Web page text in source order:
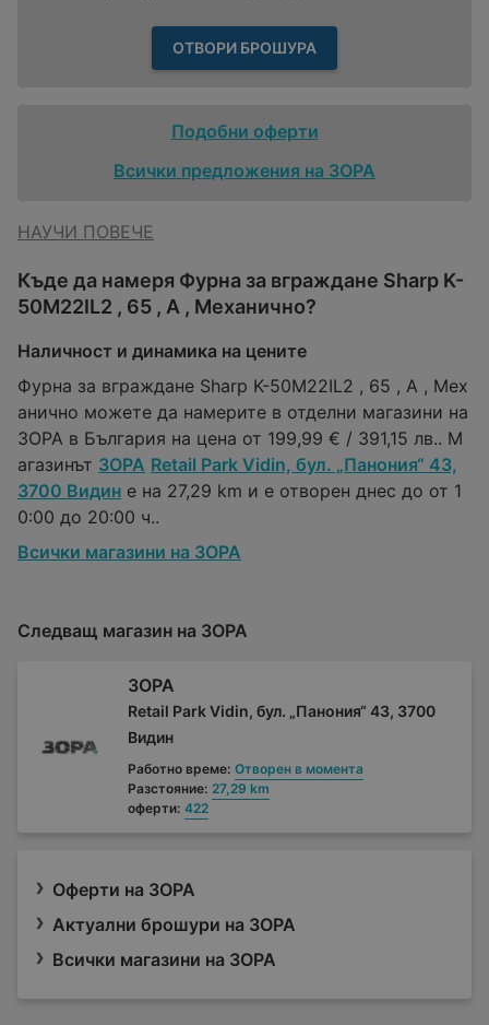
ОТВОРИ БРОШУРА
Подобни оферти
Всички предложения на ЗОРА
НАУЧИ ПОВЕЧЕ
Къде да намеря Фурна за вграждане Sharp K-
50M22IL2 , 65 , А , Механично?
Наличност и динамика на цените
Фурна за вграждане Sharp K-50M22IL2 , 65 , А , Мех
анично можете да намерите в отделни магазини на
ЗОРА в България на цена от 199,99 € / 391,15 лв.. М
агазинът ЗОРА Retail Park Vidin, бул. „Панония“ 43,
3700 Видин е на 27,29 km и е отворен днес до от 1
0:00 до 20:00 ч..
Всички магазини на ЗОРА
Следващ магазин на ЗОРА
ЗОРА
Retail Park Vidin, бул. „Панония“ 43, 3700
Видин
Работно време: Отворен в момента
Разстояние: 27,29 km
оферти: 422
Оферти на ЗОРА
Актуални брошури на ЗОРА
Всички магазини на ЗОРА